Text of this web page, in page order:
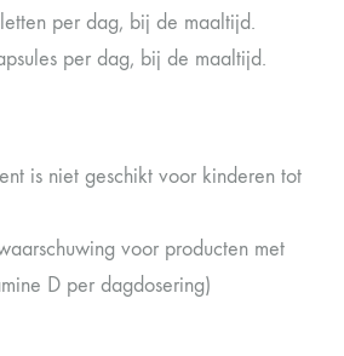
per dag, bij de maaltijd.
per dag, bij de maaltijd.
is niet geschikt voor kinderen tot
voor producten met
D per dagdosering)